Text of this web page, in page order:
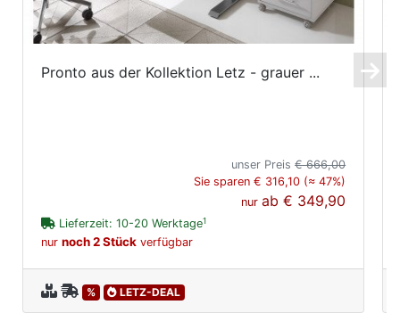
Pronto aus der Kollektion Letz - grauer ...
unser Preis€ 666,00
Sie sparen € 316,10 (≈ 47%)
nurab€ 349,90
Lieferzeit: 10-20 Werktage1
nur noch 2 Stück verfügbar
% LETZ-DEAL